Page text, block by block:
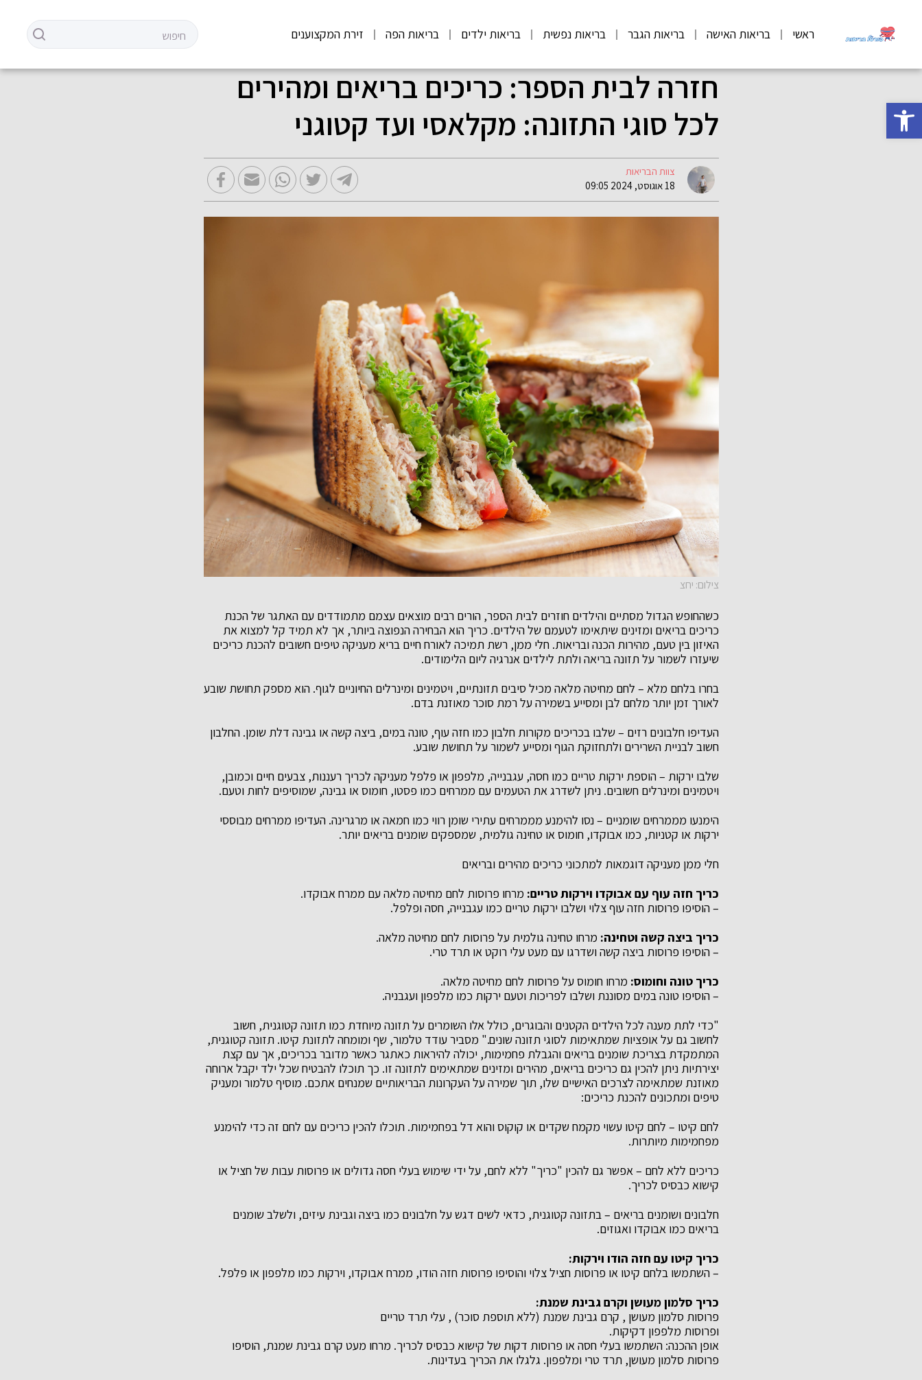
פתח סרגל נגישות
ראשי בריאות האישה בריאות הגבר בריאות נפשית בריאות ילדים בריאות הפה זירת המקצוענים
חזרה לבית הספר: כריכים בריאים ומהירים
לכל סוגי התזונה: מקלאסי ועד קטוגני
צוות הבריאות
18 אוגוסט, 2024 09:05
צילום: יחצ
כשהחופש הגדול מסתיים והילדים חוזרים לבית הספר, הורים רבים מוצאים עצמם מתמודדים עם האתגר של הכנת
כריכים בריאים ומזינים שיתאימו לטעמם של הילדים. כריך הוא הבחירה הנפוצה ביותר, אך לא תמיד קל למצוא את
האיזון בין טעם, מהירות הכנה ובריאות. חלי ממן, רשת תמיכה לאורח חיים בריא מעניקה טיפים חשובים להכנת כריכים
שיעזרו לשמור על תזונה בריאה ולתת לילדים אנרגיה ליום הלימודים.
בחרו בלחם מלא – לחם מחיטה מלאה מכיל סיבים תזונתיים, ויטמינים ומינרלים החיוניים לגוף. הוא מספק תחושת שובע
לאורך זמן יותר מלחם לבן ומסייע בשמירה על רמת סוכר מאוזנת בדם.
העדיפו חלבונים רזים – שלבו בכריכים מקורות חלבון כמו חזה עוף, טונה במים, ביצה קשה או גבינה דלת שומן. החלבון
חשוב לבניית השרירים ולתחזוקת הגוף ומסייע לשמור על תחושת שובע.
שלבו ירקות – הוספת ירקות טריים כמו חסה, עגבנייה, מלפפון או פלפל מעניקה לכריך רעננות, צבעים חיים וכמובן,
ויטמינים ומינרלים חשובים. ניתן לשדרג את הטעמים עם ממרחים כמו פסטו, חומוס או גבינה, שמוסיפים לחות וטעם.
הימנעו מממרחים שומניים – נסו להימנע מממרחים עתירי שומן רווי כמו חמאה או מרגרינה. העדיפו ממרחים מבוססי
ירקות או קטניות, כמו אבוקדו, חומוס או טחינה גולמית, שמספקים שומנים בריאים יותר.
חלי ממן מעניקה דוגמאות למתכוני כריכים מהירים ובריאים
כריך חזה עוף עם אבוקדו וירקות טריים: מרחו פרוסות לחם מחיטה מלאה עם ממרח אבוקדו.
– הוסיפו פרוסות חזה עוף צלוי ושלבו ירקות טריים כמו עגבנייה, חסה ופלפל.
כריך ביצה קשה וטחינה: מרחו טחינה גולמית על פרוסות לחם מחיטה מלאה.
– הוסיפו פרוסות ביצה קשה ושדרגו עם מעט עלי רוקט או תרד טרי.
כריך טונה וחומוס: מרחו חומוס על פרוסות לחם מחיטה מלאה.
– הוסיפו טונה במים מסוננת ושלבו לפריכות וטעם ירקות כמו מלפפון ועגבניה.
"כדי לתת מענה לכל הילדים הקטנים והבוגרים, כולל אלו השומרים על תזונה מיוחדת כמו תזונה קטוגנית, חשוב
לחשוב גם על אופציות שמתאימות לסוגי תזונה שונים." מסביר עודד טלמור, שף ומומחה לתזונת קיטו. תזונה קטוגנית,
המתמקדת בצריכת שומנים בריאים והגבלת פחמימות, יכולה להיראות כאתגר כאשר מדובר בכריכים, אך עם קצת
יצירתיות ניתן להכין גם כריכים בריאים, מהירים ומזינים שמתאימים לתזונה זו. כך תוכלו להבטיח שכל ילד יקבל ארוחה
מאוזנת שמתאימה לצרכים האישיים שלו, תוך שמירה על העקרונות הבריאותיים שמנחים אתכם. מוסיף טלמור ומעניק
טיפים ומתכונים להכנת כריכים:
לחם קיטו – לחם קיטו עשוי מקמח שקדים או קוקוס והוא דל בפחמימות. תוכלו להכין כריכים עם לחם זה כדי להימנע
מפחמימות מיותרות.
כריכים ללא לחם – אפשר גם להכין "כריך" ללא לחם, על ידי שימוש בעלי חסה גדולים או פרוסות עבות של חציל או
קישוא כבסיס לכריך.
חלבונים ושומנים בריאים – בתזונה קטוגנית, כדאי לשים דגש על חלבונים כמו ביצה וגבינת עיזים, ולשלב שומנים
בריאים כמו אבוקדו ואגוזים.
כריך קיטו עם חזה הודו וירקות:
– השתמשו בלחם קיטו או פרוסות חציל צלוי והוסיפו פרוסות חזה הודו, ממרח אבוקדו, וירקות כמו מלפפון או פלפל.
כריך סלמון מעושן וקרם גבינת שמנת:
פרוסות סלמון מעושן , קרם גבינת שמנת (ללא תוספת סוכר) , עלי תרד טריים
ופרוסות מלפפון דקיקות.
אופן ההכנה: השתמשו בעלי חסה או פרוסות דקות של קישוא כבסיס לכריך. מרחו מעט קרם גבינת שמנת, הוסיפו
פרוסות סלמון מעושן, תרד טרי ומלפפון. גלגלו את הכריך בעדינות.